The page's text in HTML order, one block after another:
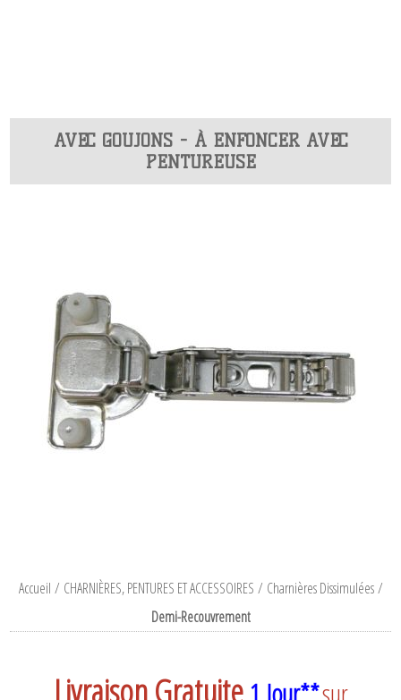
AVEC GOUJONS - À ENFONCER AVEC
PENTUREUSE
Accueil / CHARNIÈRES, PENTURES ET ACCESSOIRES / Charnières Dissimulées /
Demi-Recouvrement
Livraison Gratuite